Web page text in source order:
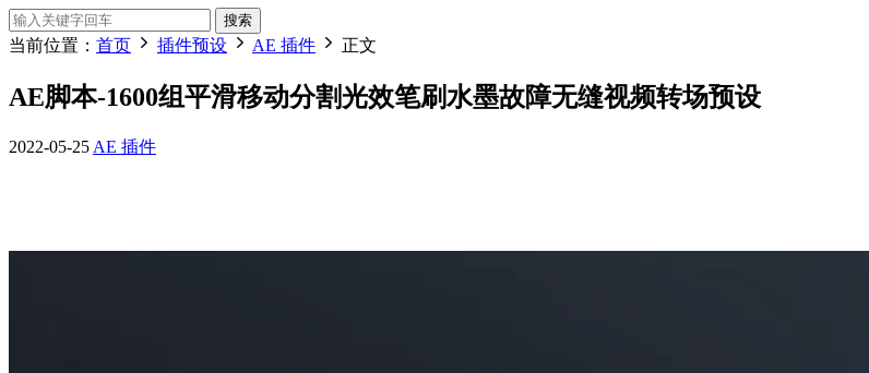
搜索
当前位置： 首页 插件预设 AE 插件 正文
AE脚本-1600组平滑移动分割光效笔刷水墨故障无缝视频转场预设
2022-05-25 AE 插件